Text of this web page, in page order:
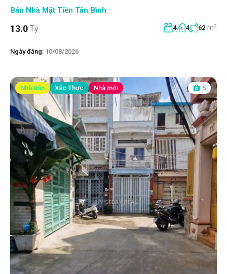
Bán Nhà Mặt Tiền Tân Bình
13.0 Tỷ 4 4 62 m²
Ngày đăng: 10/08/2026
Nhà Bán Xác Thực Nhà mới 5